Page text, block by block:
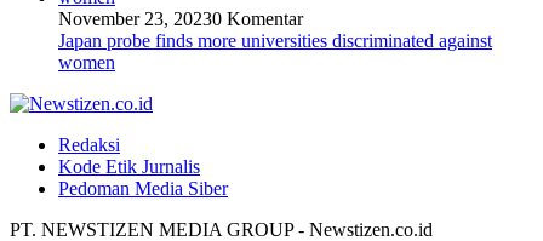
November 23, 20230 Komentar
Japan probe finds more universities discriminated against
women
Redaksi
Kode Etik Jurnalis
Pedoman Media Siber
PT. NEWSTIZEN MEDIA GROUP - Newstizen.co.id